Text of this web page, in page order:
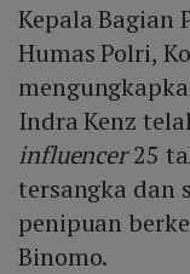
Kepala Bagian
Humas Polri,
Indra Kenz
influencer25
tersangka dan
penipuan
Binomo.